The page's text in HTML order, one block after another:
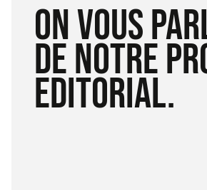
ON VOUS
DE NOTRE
EDITORIAL.